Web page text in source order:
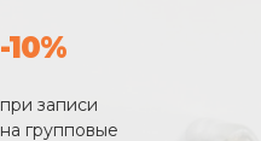
при записи
на групповые
-10%